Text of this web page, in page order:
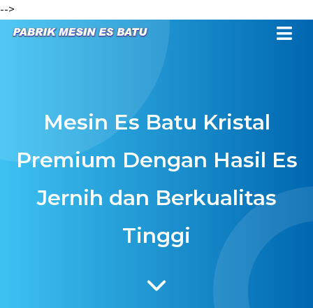
-->
Mesin Es Batu Kristal
Premium Dengan Hasil Es
Jernih dan Berkualitas
Tinggi